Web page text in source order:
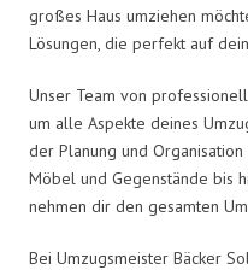
großes Haus umziehen
Lösungen, die perfekt auf
Unser Team von
um alle Aspekte deines
der Planung und
Möbel und Gegenstände bis
nehmen dir den gesamten
Bei Umzugsmeister Bäcker